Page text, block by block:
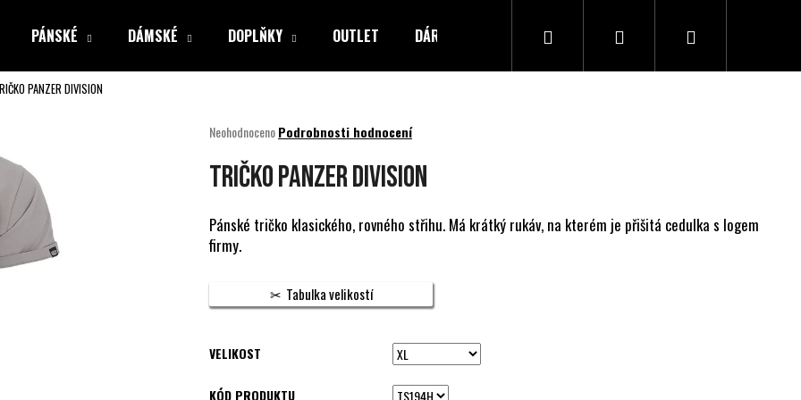
PÁNSKÉ DÁMSKÉ DOPLŇKY OUTLET DÁRKOVÝ POUKAZ Hledat Přihlášení Nákupní
PANZER DIVISION
Průměrné
produktu
z
5
hvězdiček.
NeohodnocenoPodrobnosti hodnocení
TRIČKO PANZER DIVISION
Pánské tričko klasického, rovného střihu. Má krátký rukáv, na kterém je přišitá cedulka s logem
firmy.
Tabulka velikostí
VELIKOST
KÓD PRODUKTU
Co potřebujete najít?
HLEDAT